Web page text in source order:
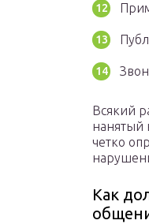
Всякий
нанятый
четко
Как